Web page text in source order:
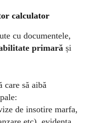
calculator
cu documentele,
primară și
care să aibă
de insotire marfa,